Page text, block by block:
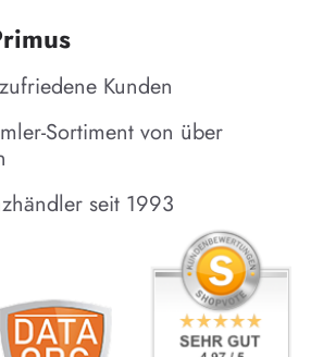
Kunden
Sortiment von über
seit 1993